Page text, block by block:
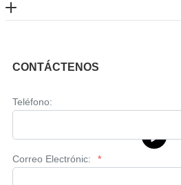
CONTÁCTENOS
Teléfono:
Correo Electrónic: *